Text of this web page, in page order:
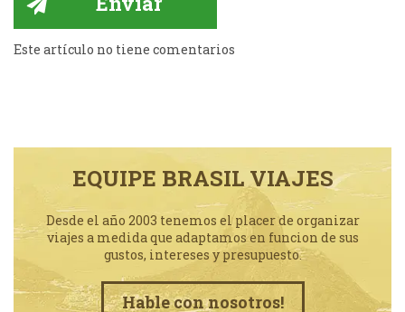
Este artículo no tiene comentarios
EQUIPE BRASIL VIAJES
Desde el año 2003 tenemos el placer de organizar
viajes a medida que adaptamos en funcion de sus
gustos, intereses y presupuesto.
Hable con nosotros!